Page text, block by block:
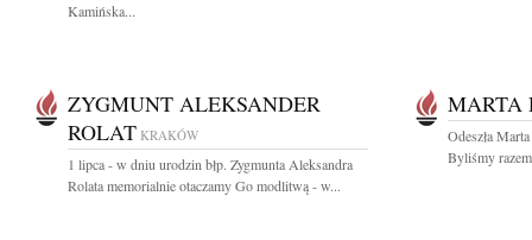
Kamińska...
ZYGMUNT ALEKSANDER
ROLAT KRAKÓW
1 lipca - w dniu urodzin błp. Zygmunta Aleksandra
Rolata memorialnie otaczamy Go modlitwą - w...
MARTA
Odeszła
Byliśmy